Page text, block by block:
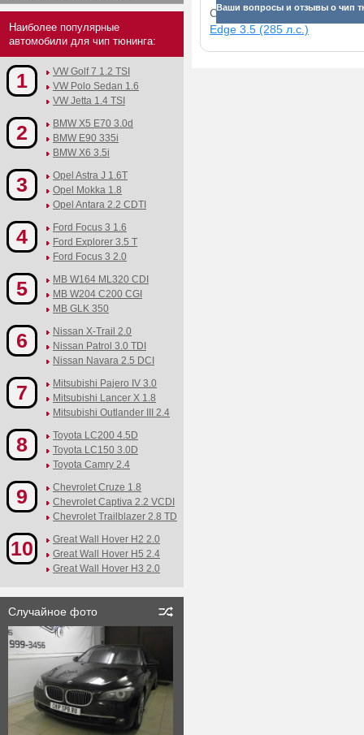
Ваши вопросы и отзывы о чип
Смотрите прибавки для
Edge 3.5 (285 л.с.)
Наиболее популярные
автомобили для чип тюнинга:
1
VW Golf 7 1.2 TSI
VW Polo Sedan 1.6
VW Jetta 1.4 TSI
2
BMW X5 E70 3.0d
BMW E90 335i
BMW X6 3.5i
3
Opel Astra J 1.6T
Opel Mokka 1.8
Opel Antara 2.2 CDTI
4
Ford Focus 3 1.6
Ford Explorer 3.5 T
Ford Focus 3 2.0
5
MB W164 ML320 CDI
MB W204 C200 CGI
MB GLK 350
6
Nissan X-Trail 2.0
Nissan Patrol 3.0 TDI
Nissan Navara 2.5 DCI
7
Mitsubishi Pajero IV 3.0
Mitsubishi Lancer X 1.8
Mitsubishi Outlander III 2.4
8
Toyota LC200 4.5D
Toyota LC150 3.0D
Toyota Camry 2.4
9
Chevrolet Cruze 1.8
Chevrolet Captiva 2.2 VCDI
Chevrolet Trailblazer 2.8 TD
10
Great Wall Hover H2 2.0
Great Wall Hover H5 2.4
Great Wall Hover H3 2.0
Случайное фото